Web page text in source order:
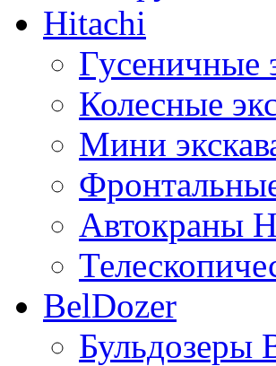
Hitachi
Гусеничные
Колесные
Мини
Автокраны
BelDozer
Бульдозеры